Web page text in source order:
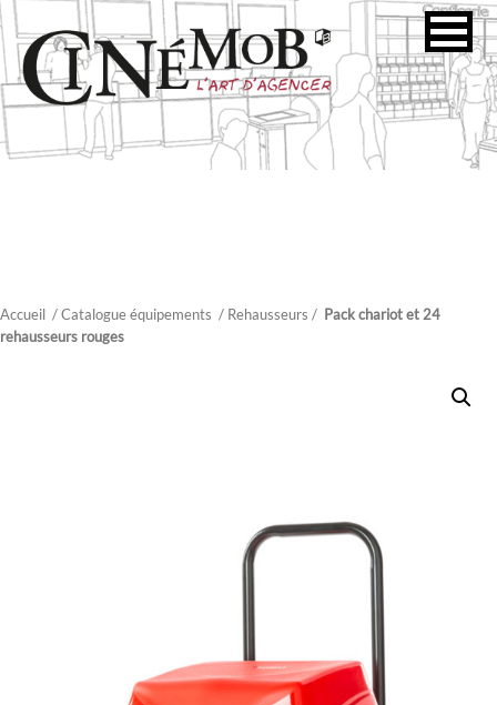
Accueil / Catalogue équipements / Rehausseurs / Pack chariot et 24
rehausseurs rouges